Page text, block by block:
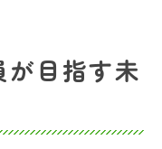
目指す未